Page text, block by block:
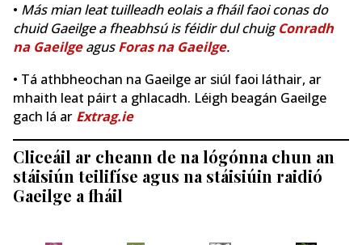
• Más mian leat tuilleadh eolais a fháil faoi conas do
chuid Gaeilge a fheabhsú is féidir dul chuigConradh
na GaeilgeagusForas na Gaeilge.
• Tá athbheochan na Gaeilge ar siúl faoi láthair, ar
mhaith leat páirt a ghlacadh. Léigh beagán Gaeilge
gach lá ar Extrag.ie
Cliceáil ar cheann de na lógónna chun an
stáisiún teilifíse agus na stáisiúin raidió
Gaeilge a fháil